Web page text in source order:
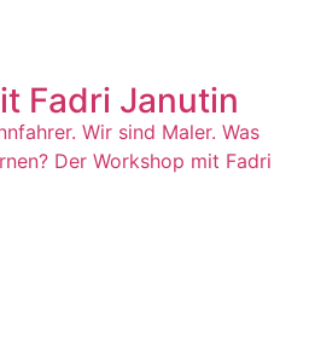
Fadri Janutin
Wir sind Maler. Was
Der Workshop mit Fadri